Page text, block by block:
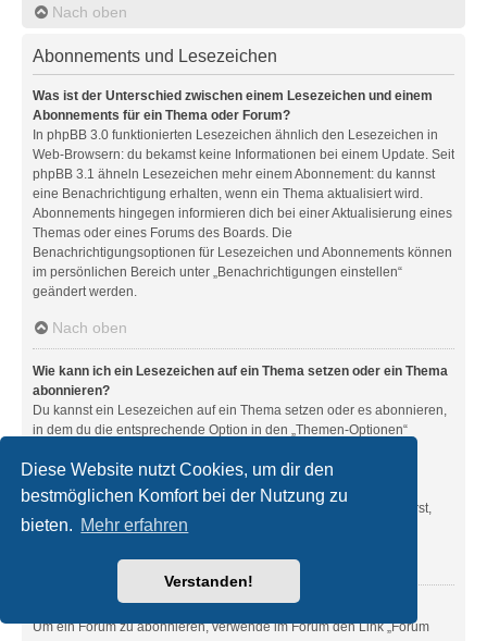
Diese Website nutzt Cookies, um dir den
bestmöglichen Komfort bei der Nutzung zu
bieten. Mehr erfahren
Verstanden!
Nach oben
Abonnements und Lesezeichen
Was ist der Unterschied zwischen einem Lesezeichen und einem
Abonnements für ein Thema oder Forum?
In phpBB 3.0 funktionierten Lesezeichen ähnlich den Lesezeichen in
Web-Browsern: du bekamst keine Informationen bei einem Update. Seit
phpBB 3.1 ähneln Lesezeichen mehr einem Abonnement: du kannst
eine Benachrichtigung erhalten, wenn ein Thema aktualisiert wird.
Abonnements hingegen informieren dich bei einer Aktualisierung eines
Themas oder eines Forums des Boards. Die
Benachrichtigungsoptionen für Lesezeichen und Abonnements können
im persönlichen Bereich unter „Benachrichtigungen einstellen“
geändert werden.
Nach oben
Wie kann ich ein Lesezeichen auf ein Thema setzen oder ein Thema
abonnieren?
Du kannst ein Lesezeichen auf ein Thema setzen oder es abonnieren,
in dem du die entsprechende Option in den „Themen-Optionen“
Diskussionsverlaufs des Themas befinden.
Wenn du bei der Antwort auf ein Thema die Option „Mich
benachrichtigen, sobald eine Antwort geschrieben wurde“ aktivierst,
wird das Thema ebenfalls für dich abonniert.
Nach oben
Wie kann ich ein Forum abonnieren?
Um ein Forum zu abonnieren, verwende im Forum den Link „Forum